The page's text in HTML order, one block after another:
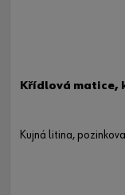
Křídlová matice,
Kujná litina,